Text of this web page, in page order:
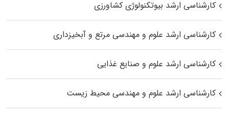
کارشناسی ارشد بیوتکنولوژی کشاورزی
کارشناسی ارشد علوم و مهندسی مرتع و آبخیزداری
کارشناسی ارشد علوم و صنایع غذایی
کارشناسی ارشد علوم و مهندسی محیط زیست